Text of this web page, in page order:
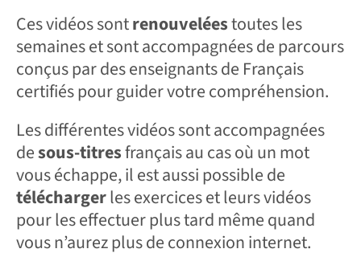
Ces vidéos sontrenouveléestoutes les
semaines et sont accompagnées de parcours
conçus par des enseignants de Français
certifiés pour guider votre compréhension.
Les différentes vidéos sont accompagnées
desous-titresfrançais au cas où un mot
vous échappe, il est aussi possible de
téléchargerles exercices et leurs vidéos
pour les effectuer plus tard même quand
vous n’aurez plus de connexion internet.